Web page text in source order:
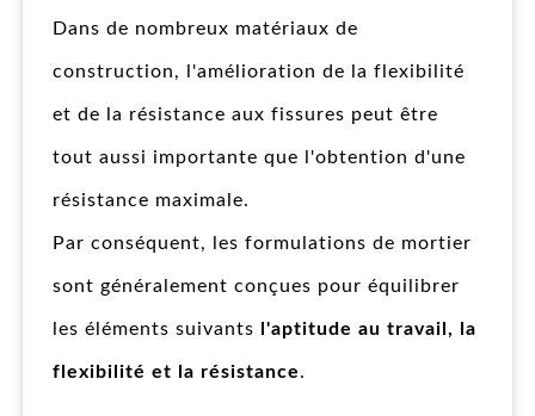
Dans de nombreux matériaux de
construction, l'amélioration de la flexibilité
et de la résistance aux fissures peut être
tout aussi importante que l'obtention d'une
résistance maximale.
Par conséquent, les formulations de mortier
sont généralement conçues pour équilibrer
les éléments suivants l'aptitude au travail, la
flexibilité et la résistance.